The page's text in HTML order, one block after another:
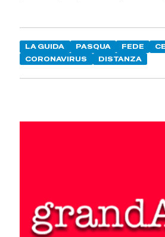
LA GUIDA PASQUA FEDE
CORONAVIRUS
DISTANZA